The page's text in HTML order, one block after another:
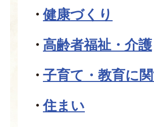
健康づくり
高齢者福祉・介護
子育て・教育に
住まい